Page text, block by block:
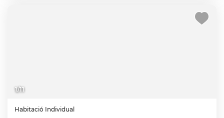
1/11
Habitació Individual